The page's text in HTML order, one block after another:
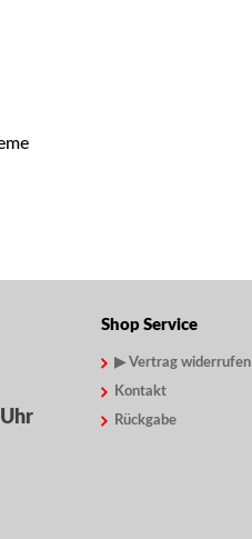
Shop Service
▶ Vertrag widerrufen
Kontakt
Rückgabe